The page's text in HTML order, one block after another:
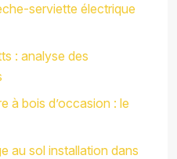
serviette électrique
: analyse des
à bois d’occasion : le
au sol installation dans